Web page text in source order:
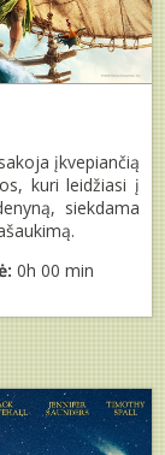
įkvepiančią
kuri leidžiasi į
siekdama
0h 00 min